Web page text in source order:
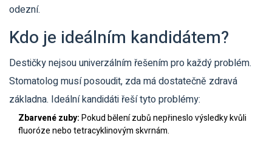
odezní.
Kdo je ideálním kandidátem?
Destičky nejsou univerzálním řešením pro každý problém.
Stomatolog musí posoudit, zda má dostatečně zdravá
základna. Ideální kandidáti řeší tyto problémy:
Zbarvené zuby:Pokud bělení zubů nepřineslo výsledky kvůli
fluoróze nebo tetracyklinovým skvrnám.